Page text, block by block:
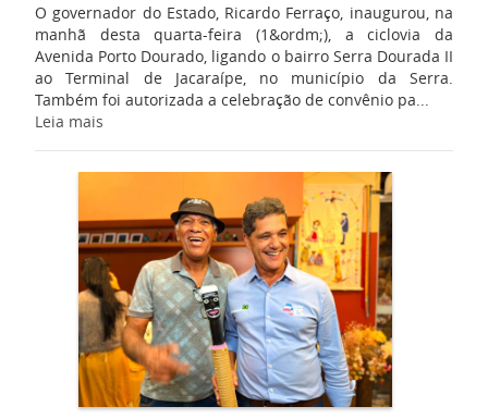
O governador do Estado, Ricardo Ferraço, inaugurou, na
manhã desta quarta-feira (1&ordm;), a ciclovia da
Avenida Porto Dourado, ligando o bairro Serra Dourada II
ao Terminal de Jacaraípe, no município da Serra.
Também foi autorizada a celebração de convênio pa...
Leia mais